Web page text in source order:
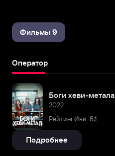
Фильмы 9
Оператор
Боги хеви-метала
2022
Рейтинг Иви: 8,1
Подробнее